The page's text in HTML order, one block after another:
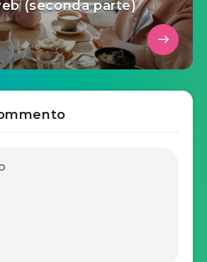
(seconda parte)